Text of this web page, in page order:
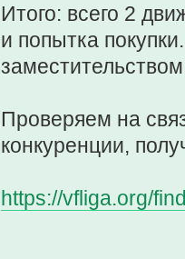
Итого: всего 2
и попытка
Проверяем на
конкуренции,
https://vfliga.org/